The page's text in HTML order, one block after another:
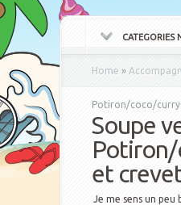
CATEGORIES
Home »
Potiron/coco/curry
Soupe
et
Je me sens un peu